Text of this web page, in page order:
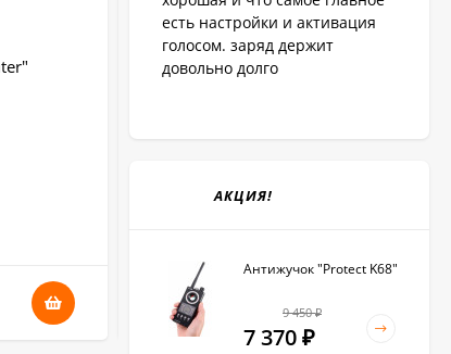
Дверной Wi-Fi видеоглазок «iHome-
Гарантия: 6 месяцев
3 710
есть настройки и активация
голосом. заряд держит
довольно долго
АКЦИЯ!
Антижучок "Protect K68"
9 450₽
7 370 ₽